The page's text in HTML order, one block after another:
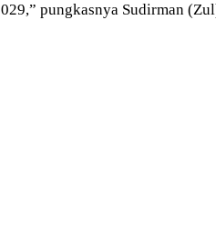
pungkasnya Sudirman